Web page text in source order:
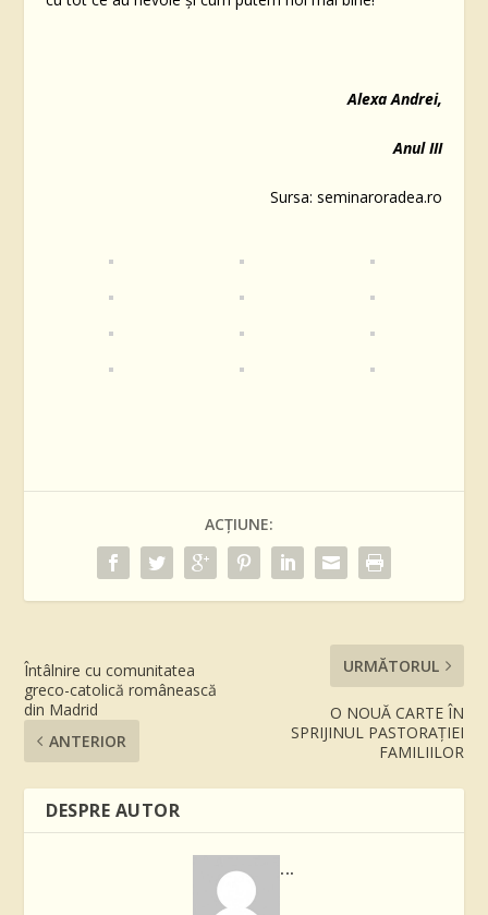
Alexa Andrei,
Anul III
Sursa: seminaroradea.ro
ACȚIUNE:
Întâlnire cu comunitatea
greco-catolică românească
din Madrid
ANTERIOR
URMĂTORUL
O NOUĂ CARTE ÎN
SPRIJINUL PASTORAȚIEI
FAMILIILOR
DESPRE AUTOR
...